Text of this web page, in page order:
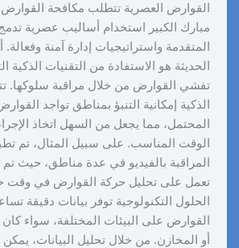
القوارض العصرية تتطلب مكافحة
مبارك الكبير استخدام أساليب عصرية تدمج
المتقدمة واستراتيجيات إدارة آمنة وفعالة.
الحديثة هو الاستفادة من التقنيات الذكية
تفشي القوارض من خلال مراقبة سلوكها.
الذكية إمكانية التنبؤ بمناطق تواجد
المحتمل، مما يجعل من السهل اتخاذ
الوقت المناسب. على سبيل المثال، تم
المراقبة بالفيديو في عدة مناطق، حيث
تعمل على تحليل حركة القوارض في وقت
الحلول التكنولوجية توفر بيانات دقيقة
القوارض على البيئات المختلفة، سواء
أو المخازن. من خلال تحليل البيانات، يمكن